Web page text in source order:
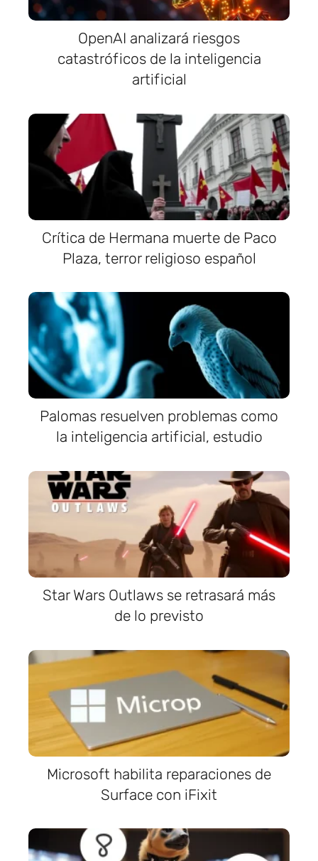
OpenAI analizará riesgos
catastróficos de la inteligencia
artificial
Crítica de Hermana muerte de Paco
Plaza, terror religioso español
Palomas resuelven problemas como
la inteligencia artificial, estudio
Star Wars Outlaws se retrasará más
de lo previsto
Microsoft habilita reparaciones de
Surface con iFixit